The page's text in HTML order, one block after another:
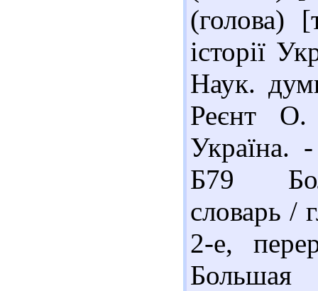
(голова)
історії
Наук.
Реєнт
Україна.
Б79
словарь /
2-е,
Большая